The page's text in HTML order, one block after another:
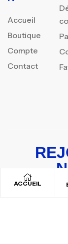
ACCUEIL
Accueil
Boutique
Compte
Contact
Inscrivez-